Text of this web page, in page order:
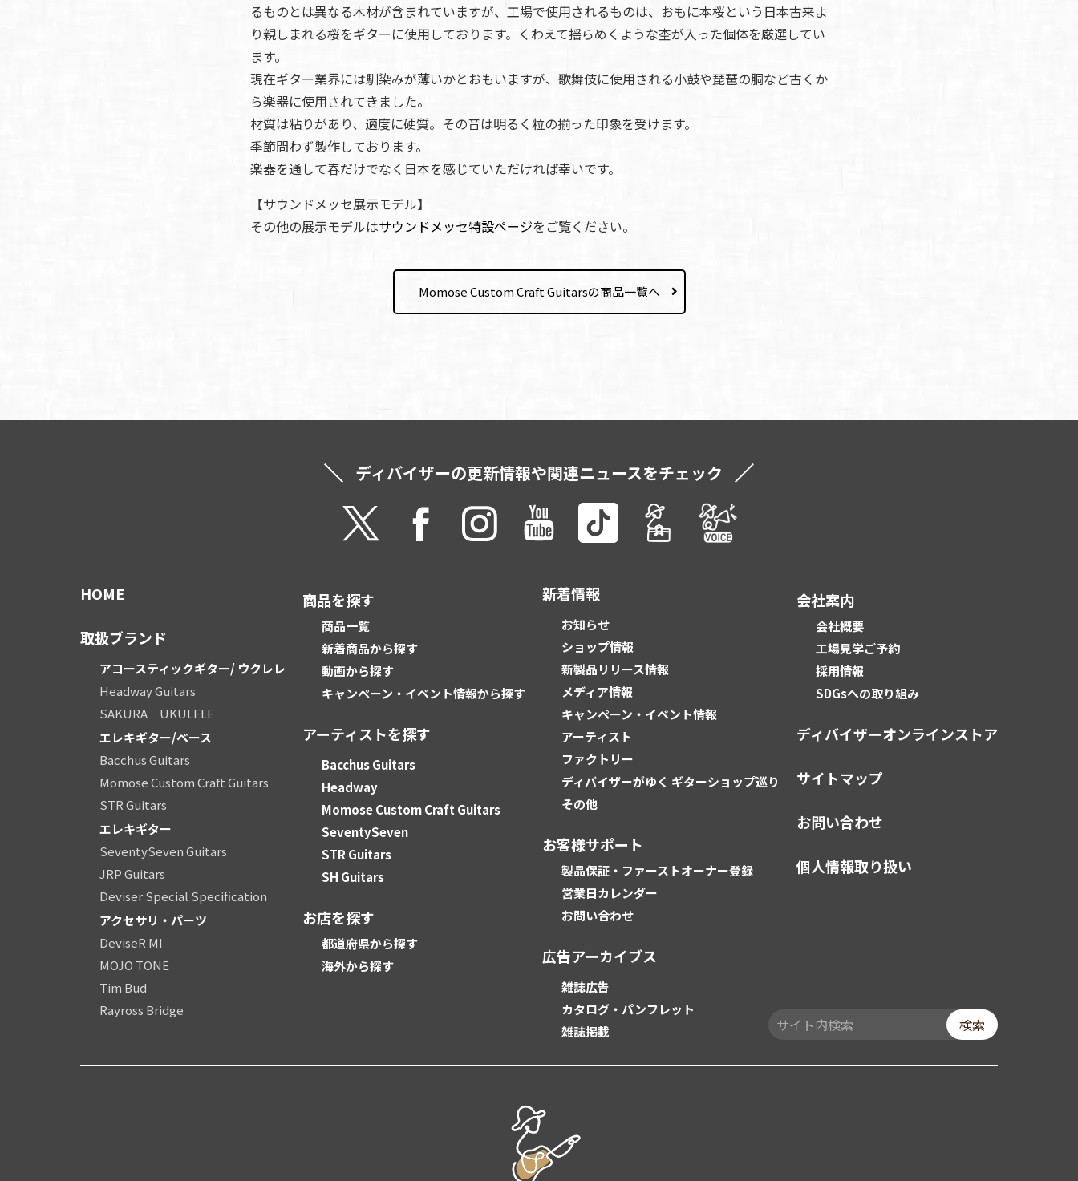
るものとは異なる木材が含まれていますが、工場で使用されるものは、おもに本桜という日本古来よ
り親しまれる桜をギターに使用しております。くわえて揺らめくような杢が入った個体を厳選してい
ます。
現在ギター業界には馴染みが薄いかとおもいますが、歌舞伎に使用される小鼓や琵琶の胴など古くか
ら楽器に使用されてきました。
材質は粘りがあり、適度に硬質。その音は明るく粒の揃った印象を受けます。
季節問わず製作しております。
楽器を通して春だけでなく日本を感じていただければ幸いです。
【サウンドメッセ展示モデル】
その他の展示モデルはサウンドメッセ特設ページをご覧ください。
Momose Custom Craft Guitarsの商品一覧へ
ディバイザーの更新情報や関連ニュースをチェック
HOME
取扱ブランド
アコースティックギター/ ウクレレ
Headway Guitars
SAKURA UKULELE
エレキギター/ベース
Bacchus Guitars
Momose Custom Craft Guitars
STR Guitars
エレキギター
SeventySeven Guitars
JRP Guitars
Deviser Special Specification
アクセサリ・パーツ
DeviseR MI
MOJO TONE
Tim Bud
Rayross Bridge
商品を探す
商品一覧
新着商品から探す
動画から探す
キャンペーン・イベント情報から探す
アーティストを探す
Bacchus Guitars
Headway
Momose Custom Craft Guitars
SeventySeven
STR Guitars
SH Guitars
お店を探す
都道府県から探す
海外から探す
新着情報
お知らせ
ショップ情報
新製品リリース情報
メディア情報
キャンペーン・イベント情報
アーティスト
ファクトリー
ディバイザーがゆく ギターショップ巡り
その他
お客様サポート
製品保証・ファーストオーナー登録
営業日カレンダー
お問い合わせ
広告アーカイブス
雑誌広告
カタログ・パンフレット
雑誌掲載
会社案内
会社概要
工場見学ご予約
採用情報
SDGsへの取り組み
ディバイザーオンラインストア
サイトマップ
お問い合わせ
個人情報取り扱い